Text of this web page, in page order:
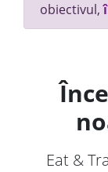
obiectivul,
Eat &